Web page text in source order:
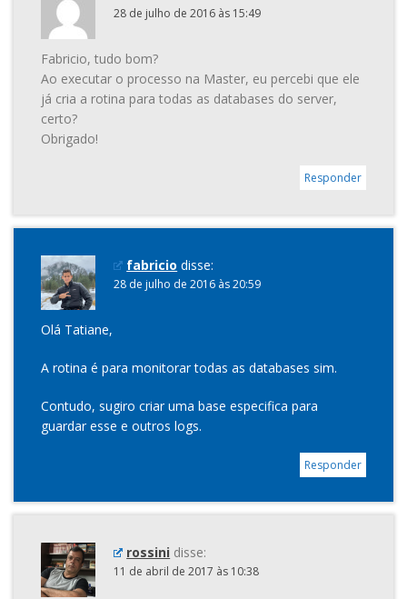
28 de julho de 2016 às 15:49
Fabricio, tudo bom?
Ao executar o processo na Master, eu percebi que ele
já cria a rotina para todas as databases do server,
certo?
Obrigado!
Responder
fabricio disse:
28 de julho de 2016 às 20:59
Olá Tatiane,
A rotina é para monitorar todas as databases sim.
Contudo, sugiro criar uma base especifica para
guardar esse e outros logs.
Responder
rossini disse:
11 de abril de 2017 às 10:38